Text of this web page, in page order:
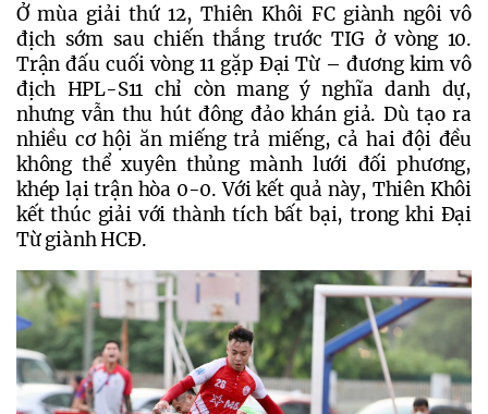
Ở mùa giải thứ 12, Thiên Khôi FC giành ngôi vô
địch sớm sau chiến thắng trước TIG ở vòng 10.
Trận đấu cuối vòng 11 gặp Đại Từ – đương kim vô
địch HPL-S11 chỉ còn mang ý nghĩa danh dự,
nhưng vẫn thu hút đông đảo khán giả. Dù tạo ra
nhiều cơ hội ăn miếng trả miếng, cả hai đội đều
không thể xuyên thủng mành lưới đối phương,
khép lại trận hòa 0-0. Với kết quả này, Thiên Khôi
kết thúc giải với thành tích bất bại, trong khi Đại
Từ giành HCĐ.